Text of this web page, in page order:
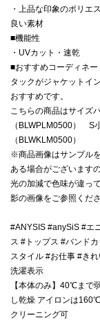
・上品な印象のポリエ
良い素材
■機能性
・UVカット・速乾
■おすすめコーディネー
タックがジャケットイ
おすすめです。
こちらの商品はサイズ
（BLWPLM0500） S
（BLWKLM0500）
※商品画像はサンプル
ある場合がございます
光の加減で色味が違っ
影の画像をご参照くださ
#ANYSIS #anySiS #エ
ス #トップス #バンド
スタイル #お仕事 #き
洗濯表示
【本体のみ】40℃まで
し乾燥 アイロンは
クリーニング可